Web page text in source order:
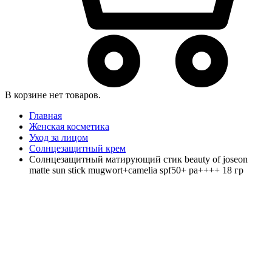
В корзине нет товаров.
Главная
Женская косметика
Уход за лицом
Солнцезащитный крем
Cолнцезащитный матирующий стик beauty of joseon
matte sun stick mugwort+camelia spf50+ pa++++ 18 гр